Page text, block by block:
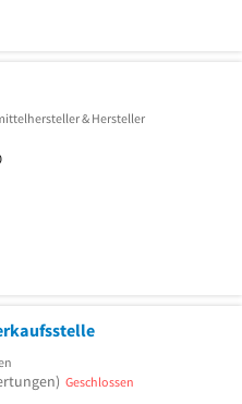
& Hersteller
Geschlossen